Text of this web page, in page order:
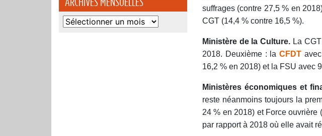
Archives
suffrages (contre 27,5 % en
CGT (14,4 % contre 16,5 %).
Ministère de la Culture. La
2018. Deuxième : laCFDT
16,2 % en 2018) et la FSU avec
Ministères économiques et
reste néanmoins toujours la
24 % en 2018) et Force
par rapport à 2018 où elle avait